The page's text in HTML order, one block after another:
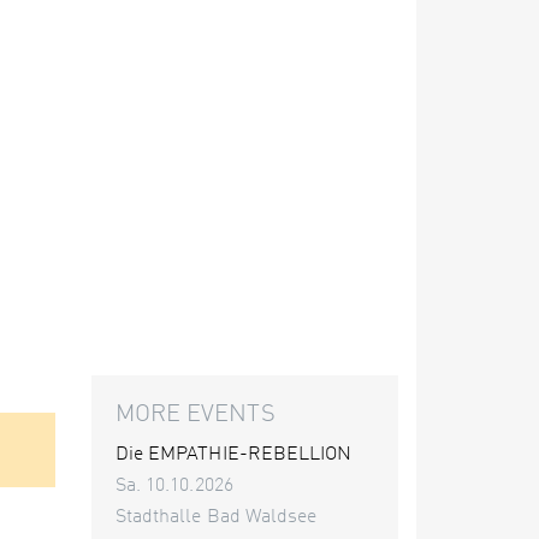
MORE EVENTS
Die EMPATHIE-REBELLION
Sa. 10.10.2026
Stadthalle Bad Waldsee